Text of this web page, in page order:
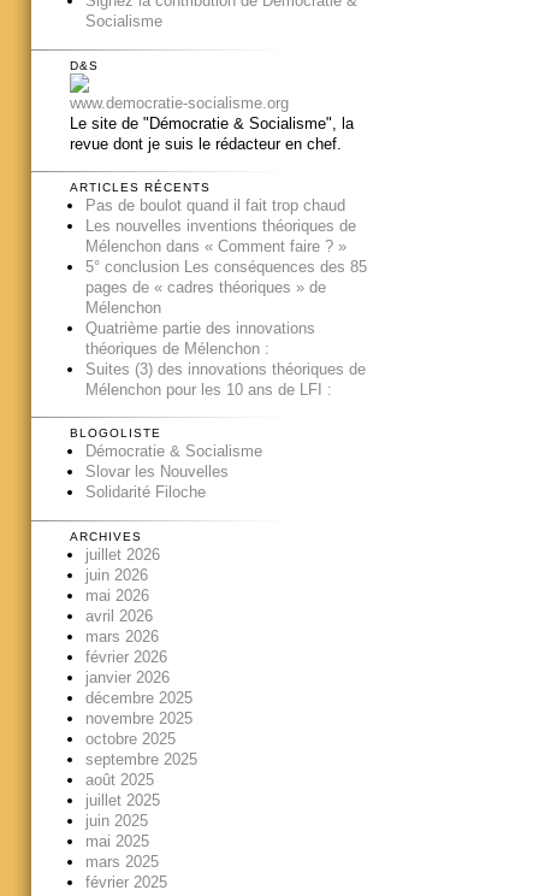
Socialisme
D&S
www.democratie-socialisme.org
Le site de "Démocratie & Socialisme", la
revue dont je suis le rédacteur en chef.
ARTICLES RÉCENTS
Pas de boulot quand il fait trop chaud
Les nouvelles inventions théoriques de
Mélenchon dans « Comment faire ? »
5° conclusion Les conséquences des 85
pages de « cadres théoriques » de
Mélenchon
Quatrième partie des innovations
théoriques de Mélenchon :
Suites (3) des innovations théoriques de
Mélenchon pour les 10 ans de LFI :
BLOGOLISTE
Démocratie & Socialisme
Slovar les Nouvelles
Solidarité Filoche
ARCHIVES
juillet 2026
juin 2026
mai 2026
avril 2026
mars 2026
février 2026
janvier 2026
décembre 2025
novembre 2025
octobre 2025
septembre 2025
août 2025
juillet 2025
juin 2025
mai 2025
mars 2025
février 2025